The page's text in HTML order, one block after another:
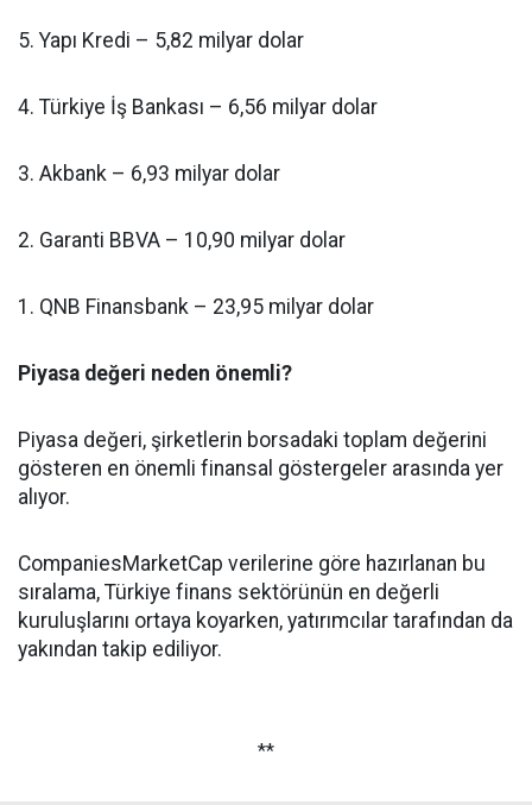
5. Yapı Kredi – 5,82 milyar dolar
4. Türkiye İş Bankası – 6,56 milyar dolar
3. Akbank – 6,93 milyar dolar
2. Garanti BBVA – 10,90 milyar dolar
1. QNB Finansbank – 23,95 milyar dolar
Piyasa değeri neden önemli?
Piyasa değeri, şirketlerin borsadaki toplam değerini
gösteren en önemli finansal göstergeler arasında yer
alıyor.
CompaniesMarketCap verilerine göre hazırlanan bu
sıralama, Türkiye finans sektörünün en değerli
kuruluşlarını ortaya koyarken, yatırımcılar tarafından da
yakından takip ediliyor.
**